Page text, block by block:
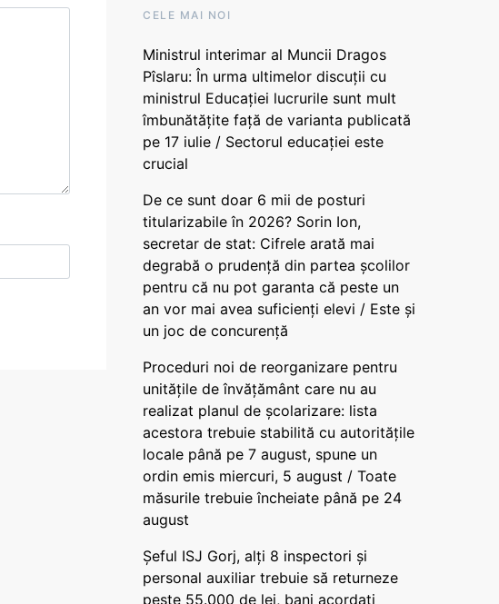
CELE MAI NOI
Ministrul interimar al Muncii Dragos
Pîslaru: În urma ultimelor discuții cu
ministrul Educației lucrurile sunt mult
îmbunătățite față de varianta publicată
pe 17 iulie / Sectorul educației este
crucial
De ce sunt doar 6 mii de posturi
titularizabile în 2026? Sorin Ion,
secretar de stat: Cifrele arată mai
degrabă o prudență din partea școlilor
pentru că nu pot garanta că peste un
an vor mai avea suficienți elevi / Este și
un joc de concurență
Proceduri noi de reorganizare pentru
unitățile de învățământ care nu au
realizat planul de școlarizare: lista
acestora trebuie stabilită cu autoritățile
locale până pe 7 august, spune un
ordin emis miercuri, 5 august / Toate
măsurile trebuie încheiate până pe 24
august
Șeful ISJ Gorj, alți 8 inspectori și
personal auxiliar trebuie să returneze
peste 55.000 de lei, bani acordați